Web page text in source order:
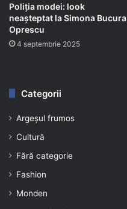
Poliția modei: look
neașteptat la Simona Bucura
Oprescu
4 septembrie 2025
Categorii
Argeșul frumos
Cultură
Fără categorie
Fashion
Monden